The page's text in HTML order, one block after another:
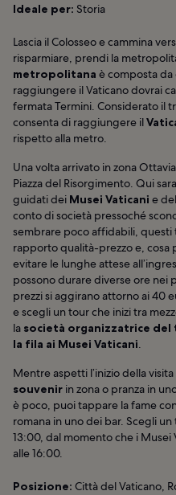
Ideale per: Storia
Lascia il Colosseo e cammina
risparmiare, prendi la
metropolitana è composta da
raggiungere il Vaticano dovrai
fermata Termini. Considerato il
consenta di raggiungere il
rispetto alla metro.
Una volta arrivato in zona
Piazza del Risorgimento. Qui
guidati dei Musei Vaticani e
conto di società pressoché
sembrare poco affidabili,
rapporto qualità-prezzo e,
evitare le lunghe attese
possono durare diverse ore nei
prezzi si aggirano attorno ai 40
e scegli un tour che inizi tra
la società organizzatrice del
la fila ai Musei Vaticani.
Mentre aspetti l’inizio della
souvenir in zona o pranza in
è poco, puoi tappare la fame
romana in uno dei bar. Scegli
13:00, dal momento che i
alle 16:00.
Posizione: Città del Vaticano,